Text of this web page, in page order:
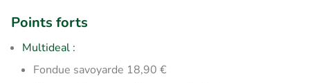
Points forts
Multideal :
​Fondue savoyarde 18,90 €